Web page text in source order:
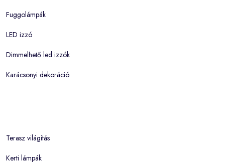
Fuggolámpák
LED izzó
Dimmelhető led izzók
Karácsonyi dekoráció
Terasz világítás
Kerti lámpák